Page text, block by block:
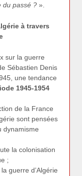
du passé ? ».
à travers
sur la guerre
Sébastien Denis
une tendance
1945-1954
de la France
sont pensées
dynamisme
la colonisation
;
guerre d’Algérie